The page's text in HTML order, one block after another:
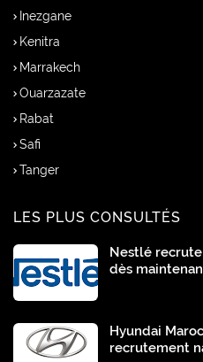
Inezgane
Kenitra
Marrakech
Ouarzazate
Rabat
Safi
Tanger
LES PLUS CONSULTÉS
Nestlé recrute
dès
Hyundai
recrutement